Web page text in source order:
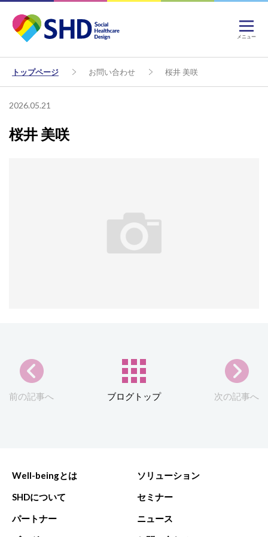
メニュー
トップページ お問い合わせ 桜井 美咲
2026.05.21
桜井 美咲
前の記事へ ブログトップ 次の記事へ
Well-beingとは
ソリューション
SHDについて
セミナー
パートナー
ニュース